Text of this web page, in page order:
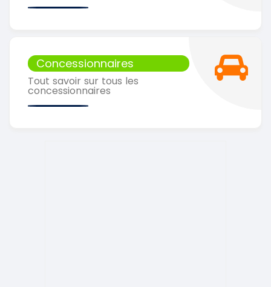
Concessionnaires
Tout savoir sur tous les
concessionnaires